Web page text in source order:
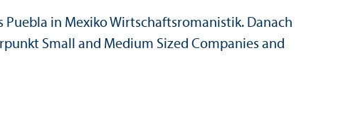
in Mexiko Wirtschafts­romanistik. Danach
Small and Medium Sized Companies and